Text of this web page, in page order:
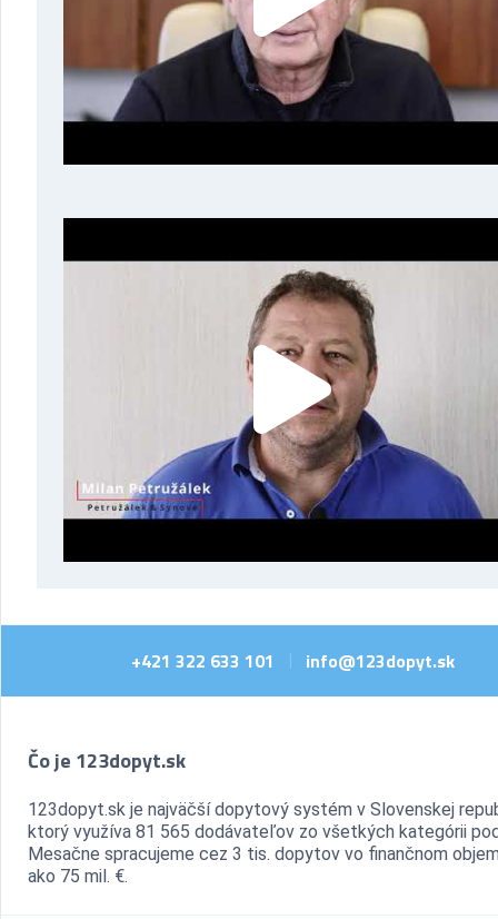
+421 322 633 101 info@123dopyt.sk
Čo je 123dopyt.sk
123dopyt.sk je najväčší dopytový systém v Slovenskej
ktorý využíva 81 565 dodávateľov zo všetkých kategórii
Mesačne spracujeme cez 3 tis. dopytov vo finančnom
ako 75 mil. €.